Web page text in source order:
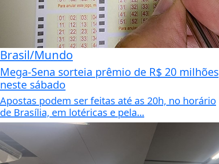
Brasil/Mundo
Mega-Sena sorteia prêmio de R$ 20 milhões
neste sábado
Apostas podem ser feitas até as 20h, no horário
de Brasília, em lotéricas e pela...